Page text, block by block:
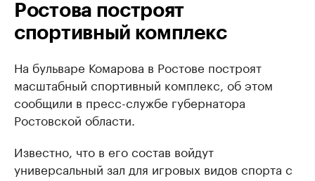
Ростова построят
спортивный комплекс
На бульваре Комарова в Ростове построят
масштабный спортивный комплекс, об этом
сообщили в пресс-службе губернатора
Ростовской области.
Известно, что в его состав войдут
универсальный зал для игровых видов спорта с